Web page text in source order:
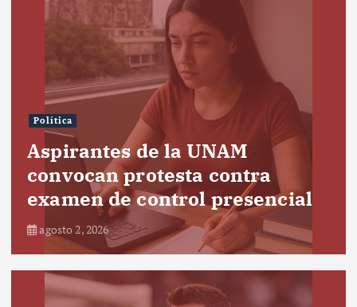
Política
Aspirantes de la UNAM
convocan protesta contra
examen de control presencial
agosto 2, 2026